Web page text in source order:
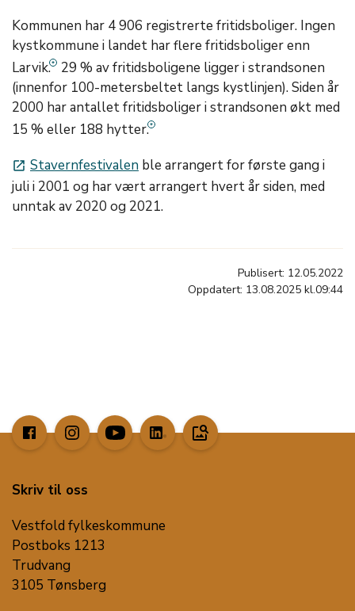
Kommunen har 4 906 registrerte fritidsboliger. Ingen
kystkommune i landet har flere fritidsboliger enn
Larvik.
29 % av fritidsboligene ligger i strandsonen
(innenfor 100-metersbeltet langs kystlinjen). Siden år
2000 har antallet fritidsboliger i strandsonen økt med
15 % eller 188 hytter.
launch Stavernfestivalen ble arrangert for første gang i
juli i 2001 og har vært arrangert hvert år siden, med
unntak av 2020 og 2021.
Publisert: 12.05.2022
Oppdatert: 13.08.2025 kl.09:44
image_search
Skriv til oss
Vestfold fylkeskommune
Postboks 1213
Trudvang
3105 Tønsberg